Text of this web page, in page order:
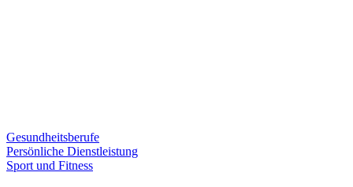
Gesundheitsberufe
Persönliche Dienstleistung
Sport und Fitness